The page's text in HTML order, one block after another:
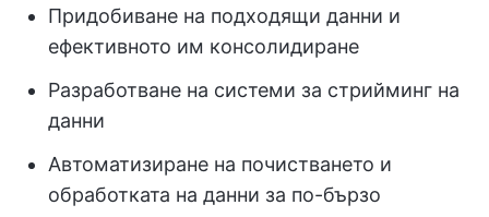
Придобиване на подходящи данни и
ефективното им консолидиране
Разработване на системи за стрийминг на
данни
Автоматизиране на почистването и
обработката на данни за по-бързо